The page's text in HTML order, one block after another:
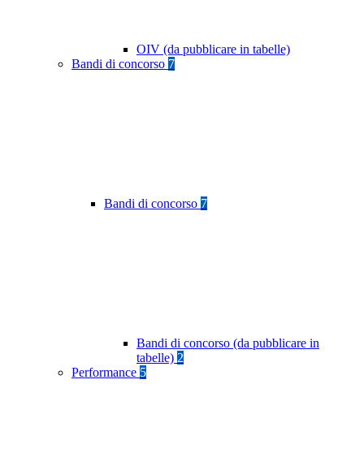
OIV (da pubblicare in tabelle)
Bandi di concorso 7
Bandi di concorso 7
Bandi di concorso (da pubblicare in
tabelle) 2
Performance 5